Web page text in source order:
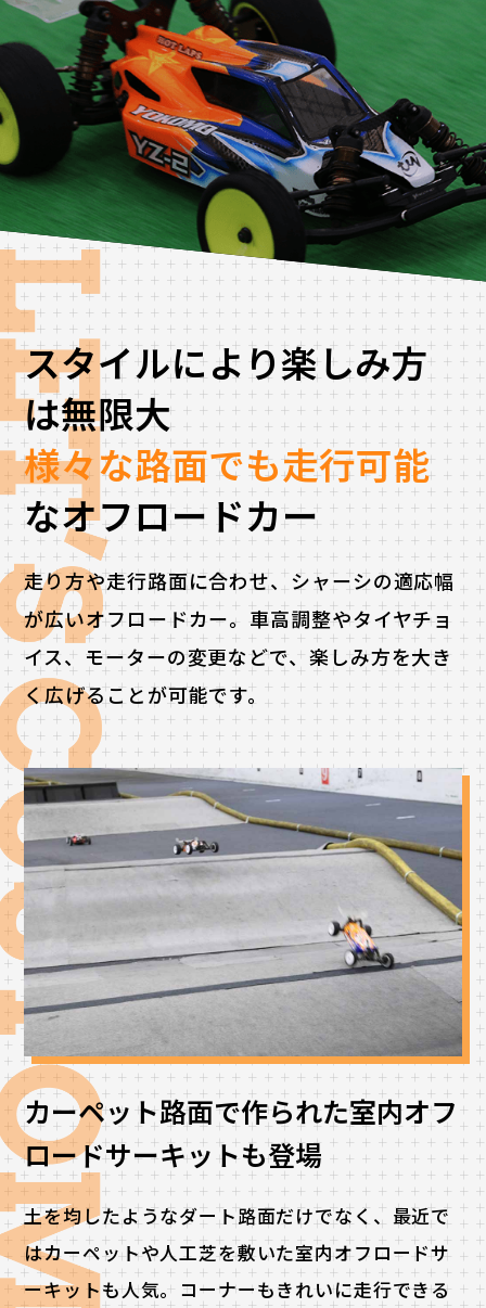
スタイルにより楽しみ方
は無限大
様々な路面でも走行可能
なオフロードカー
走り方や走行路面に合わせ、シャーシの適応幅
が広いオフロードカー。車高調整やタイヤチョ
イス、モーターの変更などで、楽しみ方を大き
く広げることが可能です。
カーペット路面で作られた室内オフ
ロードサーキットも登場
土を均したようなダート路面だけでなく、最近で
はカーペットや人工芝を敷いた室内オフロードサ
ーキットも人気。コーナーもきれいに走行できる